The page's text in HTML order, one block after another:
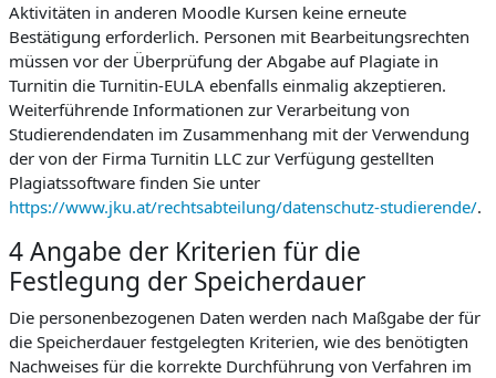
Aktivitäten in anderen Moodle Kursen keine erneute
Bestätigung erforderlich. Personen mit Bearbeitungsrechten
müssen vor der Überprüfung der Abgabe auf Plagiate in
Turnitin die Turnitin-EULA ebenfalls einmalig akzeptieren.
Weiterführende Informationen zur Verarbeitung von
Studierendendaten im Zusammenhang mit der Verwendung
der von der Firma Turnitin LLC zur Verfügung gestellten
Plagiatssoftware finden Sie unter
https://www.jku.at/rechtsabteilung/datenschutz-studierende/.
4 Angabe der Kriterien für die
Festlegung der Speicherdauer
Die personenbezogenen Daten werden nach Maßgabe der für
die Speicherdauer festgelegten Kriterien, wie des benötigten
Nachweises für die korrekte Durchführung von Verfahren im